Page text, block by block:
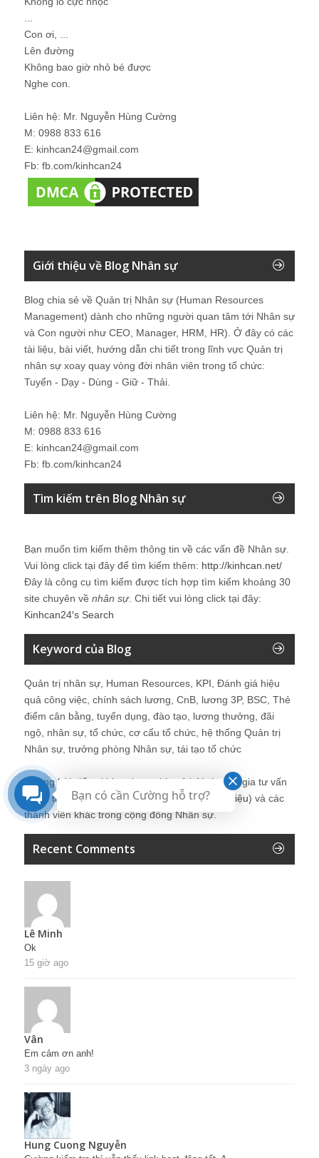
Con ơi, ...
Lên đường
Không bao giờ nhỏ bé được
Nghe con.
Liên hệ: Mr. Nguyễn Hùng Cường
M: 0988 833 616
E: kinhcan24@gmail.com
Fb: fb.com/kinhcan24
Giới thiệu về Blog Nhân sự
Blog chia sẻ về Quản trị Nhân sự (Human Resources
Management) dành cho những người quan tâm tới Nhân sự
và Con người như CEO, Manager, HRM, HR). Ở đây có các
tài liệu, bài viết, hướng dẫn chi tiết trong lĩnh vực Quản trị
nhân sự xoay quay vòng đời nhân viên trong tổ chức:
Tuyển - Dạy - Dùng - Giữ - Thải.
Liên hệ: Mr. Nguyễn Hùng Cường
M: 0988 833 616
E: kinhcan24@gmail.com
Fb: fb.com/kinhcan24
Tìm kiếm trên Blog Nhân sự
Bạn muốn tìm kiếm thêm thông tin về các vấn đề Nhân sự
Vui lòng click tại đây để tìm kiếm thêm: http://kinhcan.net/
Đây là công cụ tìm kiếm được tích hợp tìm kiếm khoảng 30
site chuyên về nhân sự. Chi tiết vui lòng click tại đây:
Kinhcan24′s Search
Keyword của Blog
Quản trị nhân sự, Human Resources, KPI, Đánh giá hiệu
quả công việc, chính sách lương, CnB, lương 3P, BSC, Thẻ
điểm cân bằng, tuyển dụng, đào tạo, lương thưởng, đãi
ngộ, nhân sự, tổ chức, cơ cấu tổ chức, hệ thống Quản trị
Nhân sự, trưởng phòng Nhân sự, tái tạo tổ chức
Những bài viết tại blog được chia sẻ bởi chuyên gia tư vấn
Quản trị Nhân sự Nguyễn Hùng Cường (giới thiệu) và các
thành viên khác trong cộng đồng Nhân sự.
Recent Comments
Lê Minh
Ok
15 giờ ago
Vân
Em cảm ơn anh!
3 ngày ago
Hung Cuong Nguyễn
Bạn có cần Cường hỗ trợ?